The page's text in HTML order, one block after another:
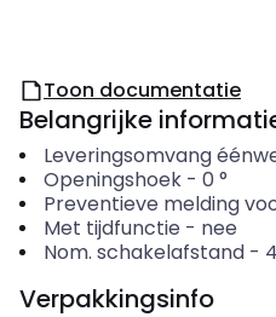
Toon documentatie
Belangrijke
Leveringsomvang
Openingshoek- 0 °
Preventieve melding
Met tijdfunctie - nee
Nom. schakelafstand-
Verpakkingsinfo